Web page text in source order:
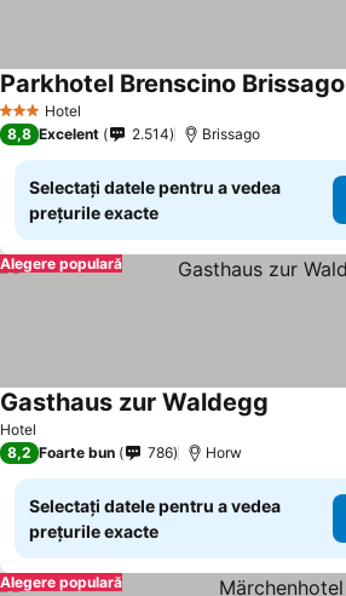
3 SteleHotel
Parkhotel Brenscino Brissago
8,8 Excelent 2.514 Brissago
Selectați datele pentru a vedea
prețurile exacte
Alegere populară
Hotel
Gasthaus zur Waldegg
8,2 Foarte bun 786 Horw
Selectați datele pentru a vedea
prețurile exacte
Alegere populară